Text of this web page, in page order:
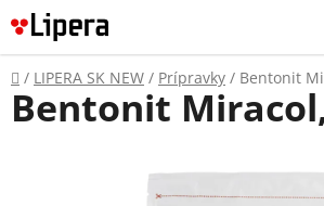
Prejsť
na
obsah
Domov
/ LIPERA SK NEW / Prípravky / Bentonit
Bentonit